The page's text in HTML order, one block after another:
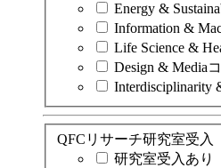
Energy &
Information &
Life Science &
Design & Media
Interdisciplinarity
QFCリサーチ研究室受入
研究室受入 あり